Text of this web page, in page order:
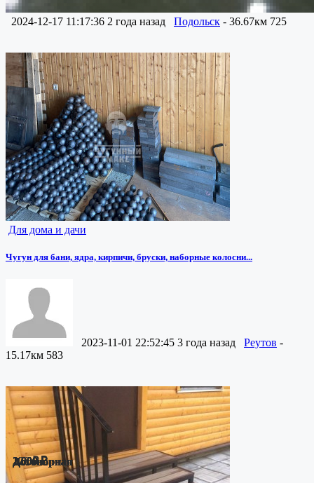
1,000 ₽
1,000 ₽
1,000 ₽
1,000 ₽
Договорная
Договорная
Договорная
Договорная
Договорная
Договорная
Договорная
Договорная
Договорная
2024-12-17 11:17:36 2 года назад Подольск - 36.67км 725
Договорная
Для дома и дачи
Чугун для бани, ядра, кирпичи, бруски, наборные колосни...
2023-11-01 22:52:45 3 года назад Реутов -
15.17км 583
220 ₽
2,800 ₽